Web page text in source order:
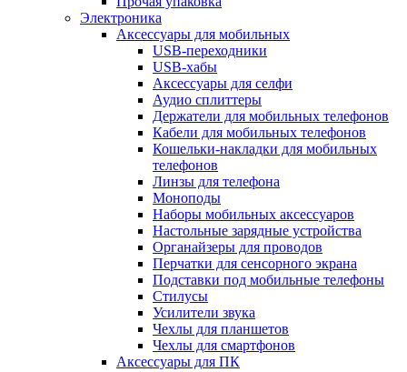
Электроника
Аксессуары для мобильных
USB-переходники
USB-хабы
Аксессуары для селфи
Аудио сплиттеры
Держатели для мобильных телефонов
Кабели для мобильных телефонов
Кошельки-накладки для мобильных
телефонов
Линзы для телефона
Моноподы
Наборы мобильных аксессуаров
Настольные зарядные устройства
Органайзеры для проводов
Перчатки для сенсорного экрана
Подставки под мобильные телефоны
Стилусы
Усилители звука
Чехлы для планшетов
Чехлы для смартфонов
Аксессуары для ПК